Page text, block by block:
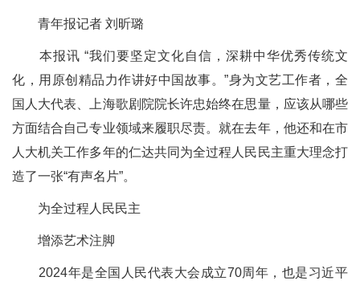
青年报记者 刘昕璐
本报讯 “我们要坚定文化自信，深耕中华优秀传统文
化，用原创精品力作讲好中国故事。”身为文艺工作者，全
国人大代表、上海歌剧院院长许忠始终在思量，应该从哪些
方面结合自己专业领域来履职尽责。就在去年，他还和在市
人大机关工作多年的仁达共同为全过程人民民主重大理念打
造了一张“有声名片”。
为全过程人民民主
增添艺术注脚
2024年是全国人民代表大会成立70周年，也是习近平